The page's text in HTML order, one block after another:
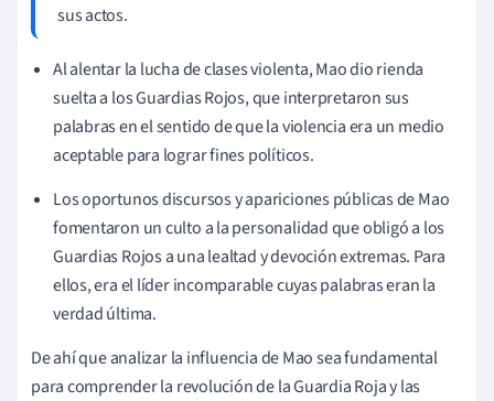
sus actos.
Al alentar la lucha de clases violenta, Mao dio rienda
suelta a los Guardias Rojos, que interpretaron sus
palabras en el sentido de que la violencia era un medio
aceptable para lograr fines políticos.
Los oportunos discursos y apariciones públicas de Mao
fomentaron un culto a la personalidad que obligó a los
Guardias Rojos a una lealtad y devoción extremas. Para
ellos, era el líder incomparable cuyas palabras eran la
verdad última.
De ahí que analizar la influencia de Mao sea fundamental
para comprender la revolución de la Guardia Roja y las